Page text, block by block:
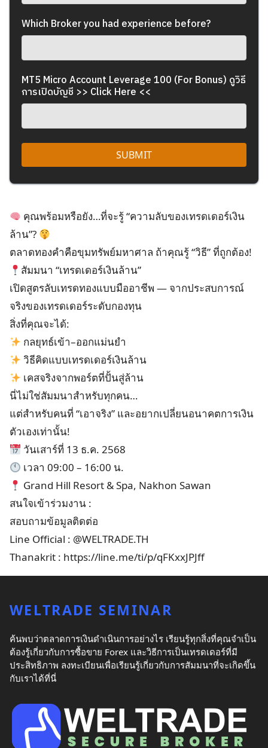
Which Broker you had experience before?
MT5 Micro Account Leverage 100 (For Bonus) ดูวิธี
การเปิดบัญชี >> Click Here <<
SUBMIT
คุณพร้อมหรือยัง…ที่จะรู้ “ความลับของเทรดเดอร์เงิน
ล้าน”?
ตลาดทองคำคือขุมทรัพย์มหาศาล ถ้าคุณรู้ “วิธี” ที่ถูกต้อง!
สัมมนา “เทรดเดอร์เงินล้าน”
เปิดสูตรลับเทรดทองแบบมืออาชีพ — จากประสบการณ์
จริงของเทรดเดอร์ระดับกองทุน
สิ่งที่คุณจะได้:
กลยุทธ์เข้า–ออกแม่นยำ
วิธีคิดแบบเทรดเดอร์เงินล้าน
เคสจริงจากพอร์ตที่ปั้นสู่ล้าน
นี่ไม่ใช่สัมมนาสำหรับทุกคน…
แต่สำหรับคนที่ “เอาจริง” และอยากเปลี่ยนอนาคตการเงิน
ตัวเองเท่านั้น!
วันเสาร์ที่ 13 ธ.ค. 2568
เวลา 09:00 – 16:00 น.
Grand Hill Resort & Spa, Nakhon Sawan
สนใจเข้าร่วมงาน :
สอบถามข้อมูลติดต่อ
Line Official : @WELTRADE.TH
Thanakrit : https://line.me/ti/p/qFKxxJPJff
WELTRADE SEMINAR
ค้นพบว่าตลาดการเงินดำเนินการอย่างไร เรียนรู้ทุกสิ่งที่คุณจำเป็น
ต้องรู้เกี่ยวกับการซื้อขาย Forex และวิธีการเป็นเทรดเดอร์ที่มี
ประสิทธิภาพ ลงทะเบียนเพื่อเรียนรู้เกี่ยวกับการสัมมนาที่จะเกิดขึ้น
กับเราได้ที่นี่